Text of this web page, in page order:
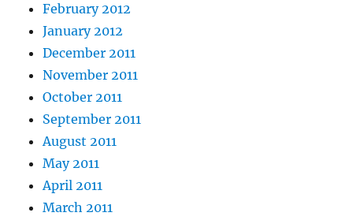
February 2012
January 2012
December 2011
November 2011
October 2011
September 2011
August 2011
May 2011
April 2011
March 2011